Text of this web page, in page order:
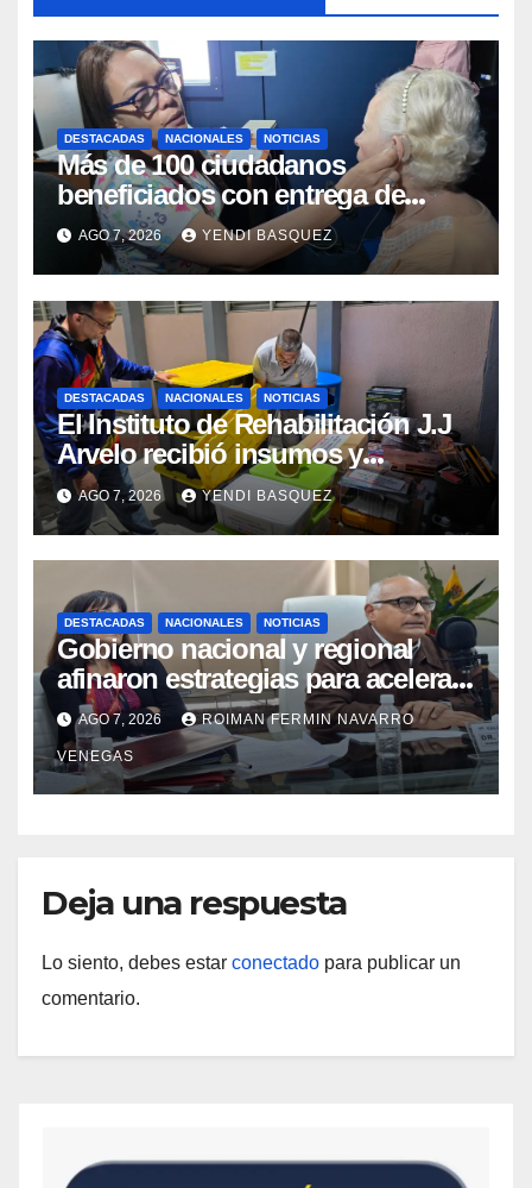
DESTACADAS NACIONALES NOTICIAS
Más de 100 ciudadanos
beneficiados con entrega de
prótesis auditivas en el Centro de
Rehabilitación J.J. Arvelo
AGO 7, 2026 YENDI BASQUEZ
DESTACADAS NACIONALES NOTICIAS
El Instituto de Rehabilitación J.J
Arvelo recibió insumos y
herramientas para la atención de
personas con discapacidad
AGO 7, 2026 YENDI BASQUEZ
DESTACADAS NACIONALES NOTICIAS
Gobierno nacional y regional
afinaron estrategias para acelerar
la vacunación antirrábica en el
estado Zulia
AGO 7, 2026 ROIMAN FERMIN NAVARRO
VENEGAS
Deja una respuesta
Lo siento, debes estar conectado para publicar un
comentario.